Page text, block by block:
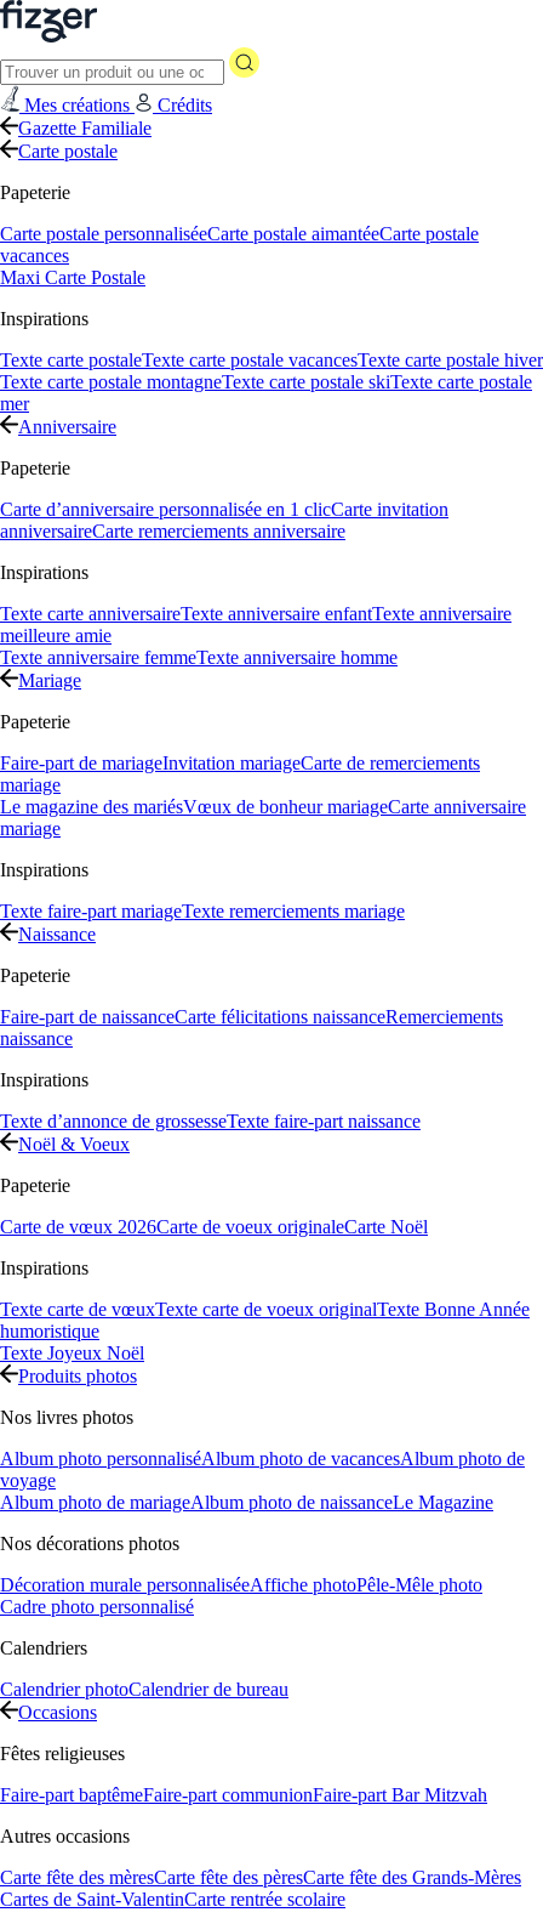
Mes créations
Crédits
Gazette Familiale
Carte postale
Papeterie
Carte postale personnaliséeCarte postale aimantéeCarte postale
vacances
Maxi Carte Postale
Inspirations
Texte carte postaleTexte carte postale vacancesTexte carte postale hiver
Texte carte postale montagneTexte carte postale skiTexte carte postale
mer
Anniversaire
Papeterie
Carte d’anniversaire personnalisée en 1 clicCarte invitation
anniversaireCarte remerciements anniversaire
Inspirations
Texte carte anniversaireTexte anniversaire enfantTexte anniversaire
meilleure amie
Texte anniversaire femmeTexte anniversaire homme
Mariage
Papeterie
Faire-part de mariageInvitation mariageCarte de remerciements
mariage
Le magazine des mariésVœux de bonheur mariageCarte anniversaire
mariage
Inspirations
Texte faire-part mariageTexte remerciements mariage
Naissance
Papeterie
Faire-part de naissanceCarte félicitations naissanceRemerciements
naissance
Inspirations
Texte d’annonce de grossesseTexte faire-part naissance
Noël & Voeux
Papeterie
Carte de vœux 2026Carte de voeux originaleCarte Noël
Inspirations
Texte carte de vœuxTexte carte de voeux originalTexte Bonne Année
humoristique
Texte Joyeux Noël
Produits photos
Nos livres photos
Album photo personnaliséAlbum photo de vacancesAlbum photo de
voyage
Album photo de mariageAlbum photo de naissanceLe Magazine
Nos décorations photos
Décoration murale personnaliséeAffiche photoPêle-Mêle photo
Cadre photo personnalisé
Calendriers
Calendrier photoCalendrier de bureau
Occasions
Fêtes religieuses
Faire-part baptêmeFaire-part communionFaire-part Bar Mitzvah
Autres occasions
Carte fête des mèresCarte fête des pèresCarte fête des Grands-Mères
Cartes de Saint-ValentinCarte rentrée scolaire